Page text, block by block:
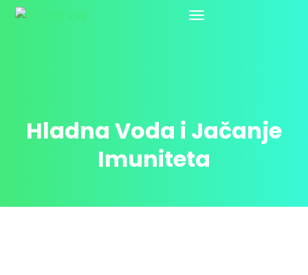
Hladna Voda i Jačanje
Imuniteta